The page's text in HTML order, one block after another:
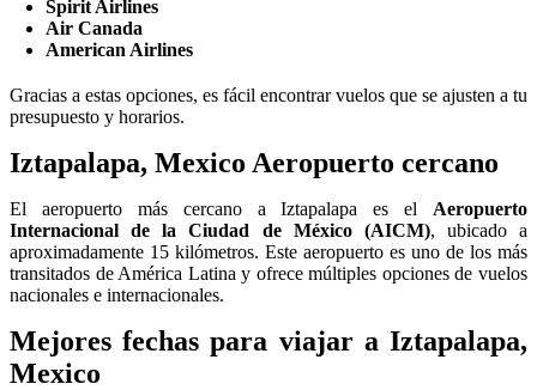
Spirit Airlines
Air Canada
American Airlines
Gracias a estas opciones, es fácil encontrar vuelos que se ajusten a tu
presupuesto y horarios.
Iztapalapa, Mexico Aeropuerto cercano
El aeropuerto más cercano a Iztapalapa es el Aeropuerto
Internacional de la Ciudad de México (AICM), ubicado a
aproximadamente 15 kilómetros. Este aeropuerto es uno de los más
transitados de América Latina y ofrece múltiples opciones de vuelos
nacionales e internacionales.
Mejores fechas para viajar a Iztapalapa,
Mexico